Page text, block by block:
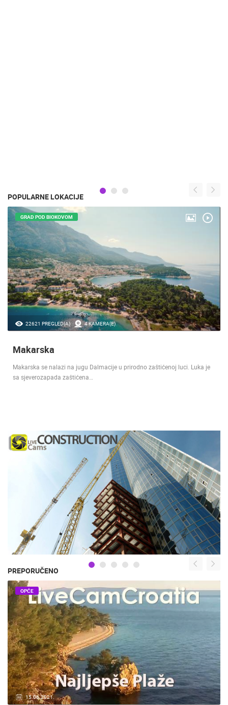
POPULARNE LOKACIJE
22621 PREGLED(A) 4 KAMERA(E)
GRAD POD BIOKOVOM
Makarska
Makarska se nalazi na jugu Dalmacije u prirodno zaštićenoj luci. Luka je
sa sjeverozapada zaštićena…
PREPORUČENO
15.06.2021.
OPĆE